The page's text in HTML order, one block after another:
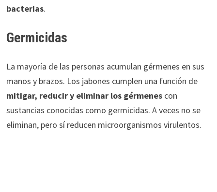
bacterias.
Germicidas
La mayoría de las personas acumulan gérmenes en sus
manos y brazos. Los jabones cumplen una función de
mitigar, reducir y eliminar los gérmenescon
sustancias conocidas como germicidas. A veces no se
eliminan, pero sí reducen microorganismos virulentos.